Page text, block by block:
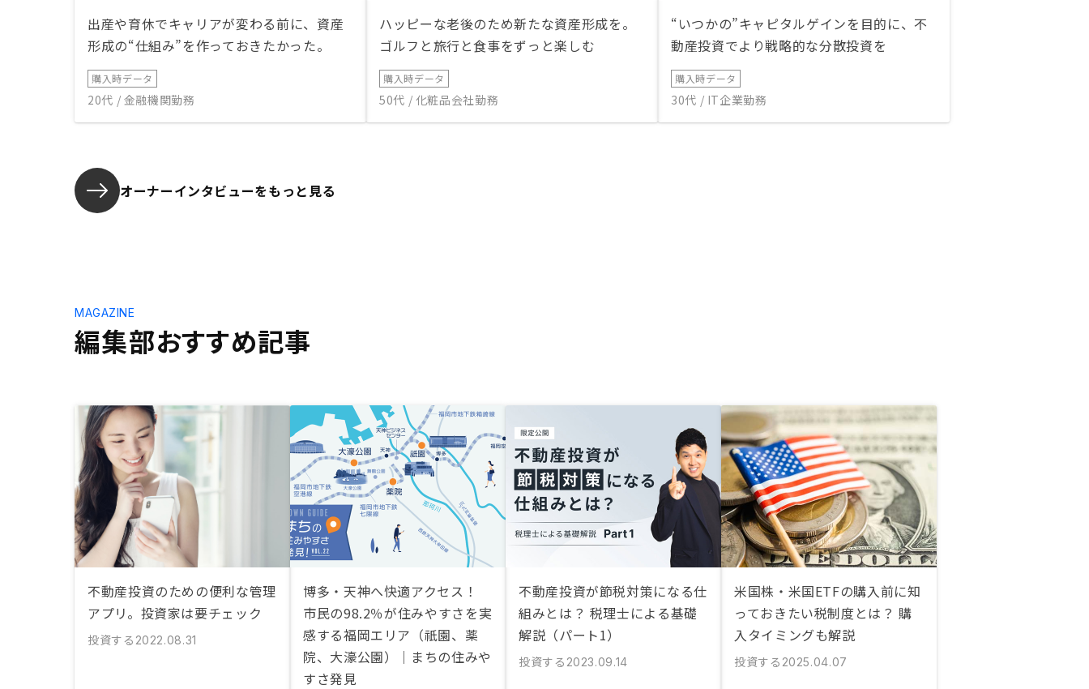
出産や育休でキャリアが変わる前に、資産
形成の“仕組み”を作っておきたかった。
購入時データ
20代 / 金融機関勤務
ハッピーな老後のため新たな資産形成を。
ゴルフと旅行と食事をずっと楽しむ
購入時データ
50代 / 化粧品会社勤務
“いつかの”キャピタルゲインを目的に、不
動産投資でより戦略的な分散投資を
購入時データ
30代 / IT企業勤務
オーナーインタビューをもっと見る
編集部おすすめ記事
MAGAZINE
不動産投資のための便利な管理
アプリ。投資家は要チェック
投資する 2022.08.31
博多・天神へ快適アクセス！
市民の98.2％が住みやすさを実
感する福岡エリア（祇園、薬
院、大濠公園）｜まちの住みや
すさ発見
不動産投資が節税対策になる仕
組みとは？ 税理士による基礎
解説（パート1）
投資する 2023.09.14
米国株・米国ETFの購入前に知
っておきたい税制度とは？ 購
入タイミングも解説
投資する 2025.04.07